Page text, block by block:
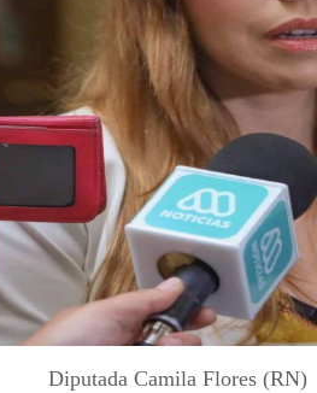
Diputada Camila Flores (RN)